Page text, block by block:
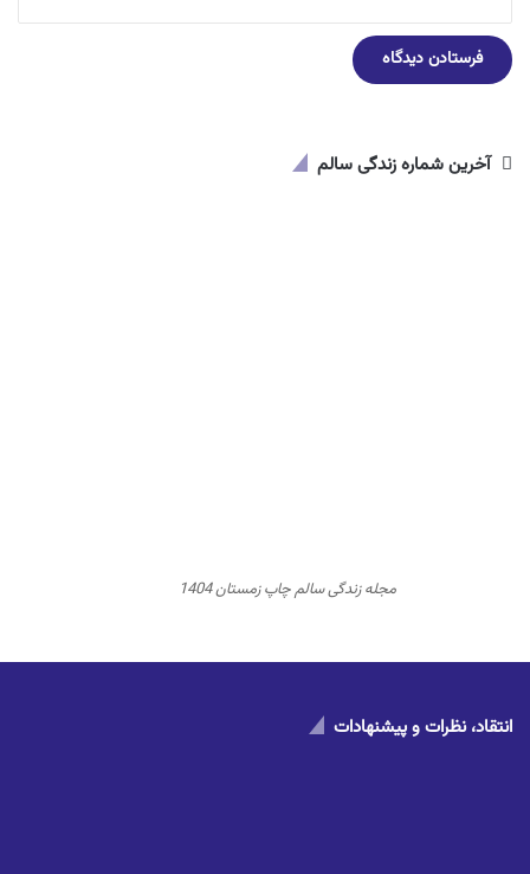
آخرین شماره زندگی سالم
مجله زندگی سالم چاپ زمستان 1404
انتقاد، نظرات و پیشنهادات